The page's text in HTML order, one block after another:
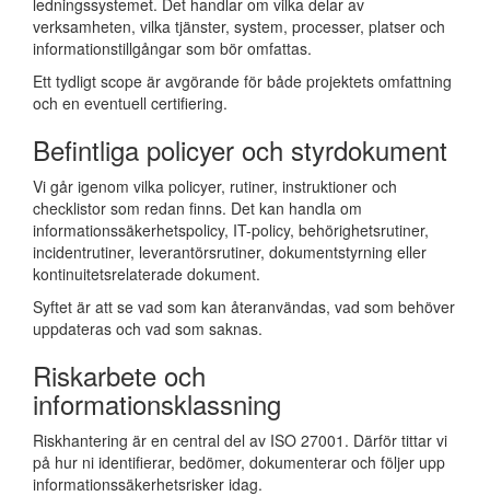
ledningssystemet. Det handlar om vilka delar av
verksamheten, vilka tjänster, system, processer, platser och
informationstillgångar som bör omfattas.
Ett tydligt scope är avgörande för både projektets omfattning
och en eventuell certifiering.
Befintliga policyer och styrdokument
Vi går igenom vilka policyer, rutiner, instruktioner och
checklistor som redan finns. Det kan handla om
informationssäkerhetspolicy, IT-policy, behörighetsrutiner,
incidentrutiner, leverantörsrutiner, dokumentstyrning eller
kontinuitetsrelaterade dokument.
Syftet är att se vad som kan återanvändas, vad som behöver
uppdateras och vad som saknas.
Riskarbete och
informationsklassning
Riskhantering är en central del av ISO 27001. Därför tittar vi
på hur ni identifierar, bedömer, dokumenterar och följer upp
informationssäkerhetsrisker idag.